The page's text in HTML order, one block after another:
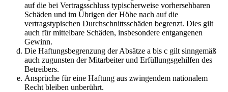
auf die bei Vertragsschluss typischerweise vorhersehbaren
Schäden und im Übrigen der Höhe nach auf die
vertragstypischen Durchschnittsschäden begrenzt. Dies gilt
auch für mittelbare Schäden, insbesondere entgangenen
Gewinn.
Die Haftungsbegrenzung der Absätze a bis c gilt sinngemäß
auch zugunsten der Mitarbeiter und Erfüllungsgehilfen des
Betreibers.
Ansprüche für eine Haftung aus zwingendem nationalem
Recht bleiben unberührt.